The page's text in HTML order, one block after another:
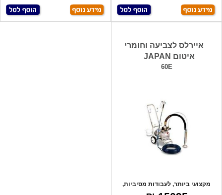
איירלס לצביעה וחומרי
איטום JAPAN
60E
מקצועי ביותר, לעבודות מסיביות,
לעבודה רצ